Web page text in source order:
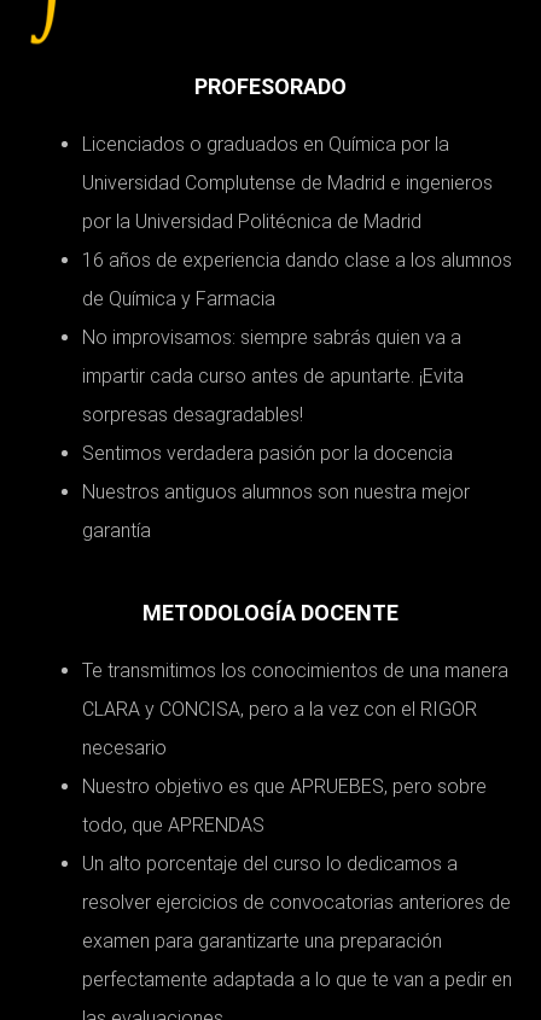
PROFESORADO
Licenciados o graduados en Química por la
Universidad Complutense de Madrid e ingenieros
por la Universidad Politécnica de Madrid
16 años de experiencia dando clase a los alumnos
de Química y Farmacia
No improvisamos: siempre sabrás quien va a
impartir cada curso antes de apuntarte. ¡Evita
sorpresas desagradables!
Sentimos verdadera pasión por la docencia
Nuestros antiguos alumnos son nuestra mejor
garantía
METODOLOGÍA DOCENTE
Te transmitimos los conocimientos de una manera
CLARA y CONCISA, pero a la vez con el RIGOR
necesario
Nuestro objetivo es que APRUEBES, pero sobre
todo, que APRENDAS
Un alto porcentaje del curso lo dedicamos a
resolver ejercicios de convocatorias anteriores de
examen para garantizarte una preparación
perfectamente adaptada a lo que te van a pedir en